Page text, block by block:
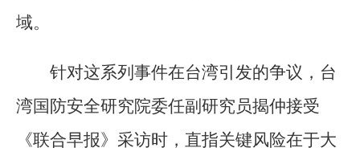
域。
针对这系列事件在台湾引发的争议，台
湾国防安全研究院委任副研究员揭仲接受
《联合早报》采访时，直指关键风险在于大